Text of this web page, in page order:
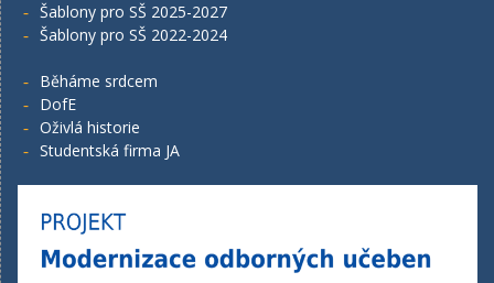
Šablony pro SŠ 2025-2027
Šablony pro SŠ 2022-2024
Běháme srdcem
DofE
Oživlá historie
Studentská firma JA